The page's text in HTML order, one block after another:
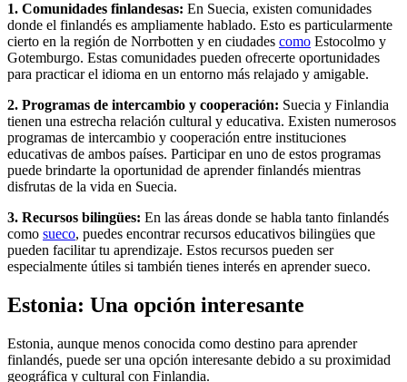
1. Comunidades finlandesas: En Suecia, existen comunidades
donde el finlandés es ampliamente hablado. Esto es particularmente
cierto en la región de Norrbotten y en ciudades como Estocolmo y
Gotemburgo. Estas comunidades pueden ofrecerte oportunidades
para practicar el idioma en un entorno más relajado y amigable.
2. Programas de intercambio y cooperación: Suecia y Finlandia
tienen una estrecha relación cultural y educativa. Existen numerosos
programas de intercambio y cooperación entre instituciones
educativas de ambos países. Participar en uno de estos programas
puede brindarte la oportunidad de aprender finlandés mientras
disfrutas de la vida en Suecia.
3. Recursos bilingües: En las áreas donde se habla tanto finlandés
como sueco, puedes encontrar recursos educativos bilingües que
pueden facilitar tu aprendizaje. Estos recursos pueden ser
especialmente útiles si también tienes interés en aprender sueco.
Estonia: Una opción interesante
Estonia, aunque menos conocida como destino para aprender
finlandés, puede ser una opción interesante debido a su proximidad
geográfica y cultural con Finlandia.